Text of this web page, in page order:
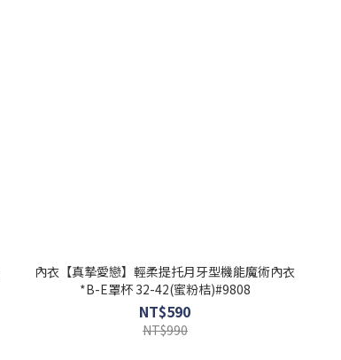
內衣【真摯愛戀】輕柔提托月牙型機能魔術內衣
*B-E罩杯 32-42(蜜粉桔)#9808
NT$590
NT$990